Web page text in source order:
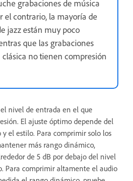
grabaciones de música
el contrario, la mayoría de
jazz están muy poco
que las grabaciones
no tienen compresión
nivel de entrada en el que
El ajuste óptimo depende del
el estilo. Para comprimir solo los
más rango dinámico,
de 5 dB por debajo del nivel
Para comprimir altamente el audio